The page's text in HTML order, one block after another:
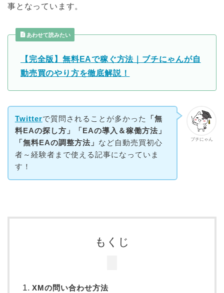
事となっています。
あわせて読みたい
【完全版】無料EAで稼ぐ方法｜ブチにゃんが自
動売買のやり方を徹底解説！
ブチにゃん
Twitterで質問されることが多かった
「無
料EAの探し方」「EAの導入＆稼働方法」
「無料EAの調整方法」 など自動売買初心
者～経験者まで使える記事になっていま
す！
もくじ
XMの問い合わせ方法